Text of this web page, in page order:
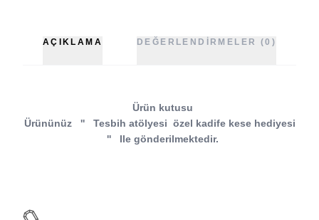
AÇIKLAMA DEĞERLENDIRMELER (0)
Ürün kutusu
Ürününüz
'' Tesbih atölyesi özel kadife kese hediyesi
''
Ile gönderilmektedir.